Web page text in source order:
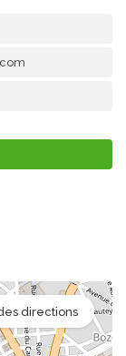
directions